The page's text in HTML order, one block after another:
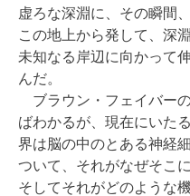
虚ろな深淵に、その瞬間
この地上から発して、深
未知なる岸辺に向かって
んだ。
ブラウン・フェイバー
ばわかるが、現在にいた
界は脳の中のとある神経
ついて、それがなぜそこ
そしてそれがどのような